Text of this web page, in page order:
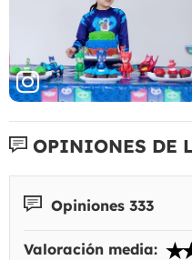
OPINIONES DE
Opiniones 333
Valoración media: